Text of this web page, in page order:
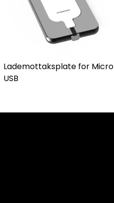
Lademottaksplate for Micro
USB